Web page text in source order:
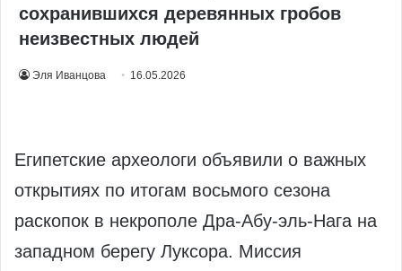
сохранившихся деревянных гробов
неизвестных людей
Эля Иванцова 16.05.2026
Египетские археологи объявили о важных
открытиях по итогам восьмого сезона
раскопок в некрополе Дра-Абу-эль-Нага на
западном берегу Луксора. Миссия